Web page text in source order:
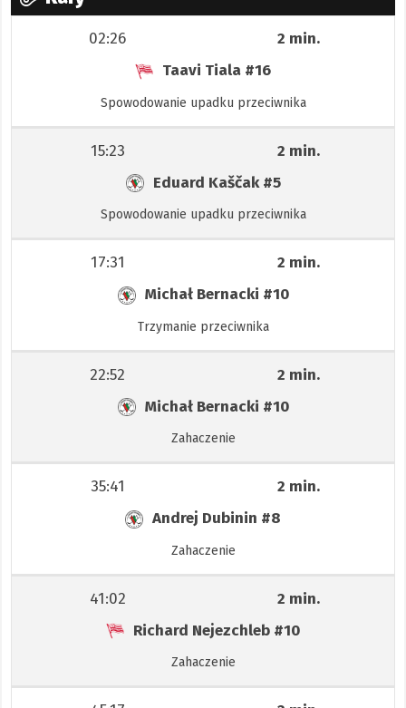
02:26
2 min.
Taavi Tiala #16
Spowodowanie upadku przeciwnika
15:23
2 min.
Eduard Kaščak#5
Spowodowanie upadku przeciwnika
17:31
2 min.
Michał Bernacki #10
Trzymanie przeciwnika
22:52
2 min.
Michał Bernacki #10
Zahaczenie
35:41
2 min.
Andrej Dubinin #8
Zahaczenie
41:02
2 min.
Richard Nejezchleb #10
Zahaczenie